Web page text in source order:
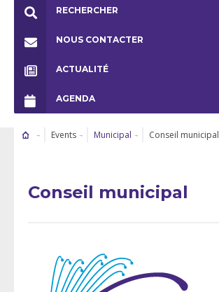
RECHERCHER
NOUS CONTACTER
ACTUALITÉ
AGENDA
Events Municipal Conseil municipal
Conseil municipal